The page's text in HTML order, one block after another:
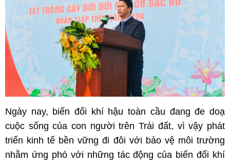
Ngày nay, biến đổi khí hậu toàn cầu đang đe doạ
cuộc sống của con người trên Trái đất, vì vậy phát
triển kinh tế bền vững đi đôi với bảo vệ môi trường
nhằm ứng phó với những tác động của biến đổi khí